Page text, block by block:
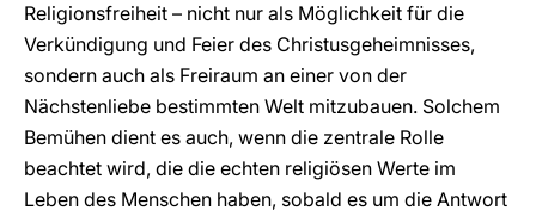
Religionsfreiheit – nicht nur als Möglichkeit für die
Verkündigung und Feier des Christusgeheimnisses,
sondern auch als Freiraum an einer von der
Nächstenliebe bestimmten Welt mitzubauen. Solchem
Bemühen dient es auch, wenn die zentrale Rolle
beachtet wird, die die echten religiösen Werte im
Leben des Menschen haben, sobald es um die Antwort